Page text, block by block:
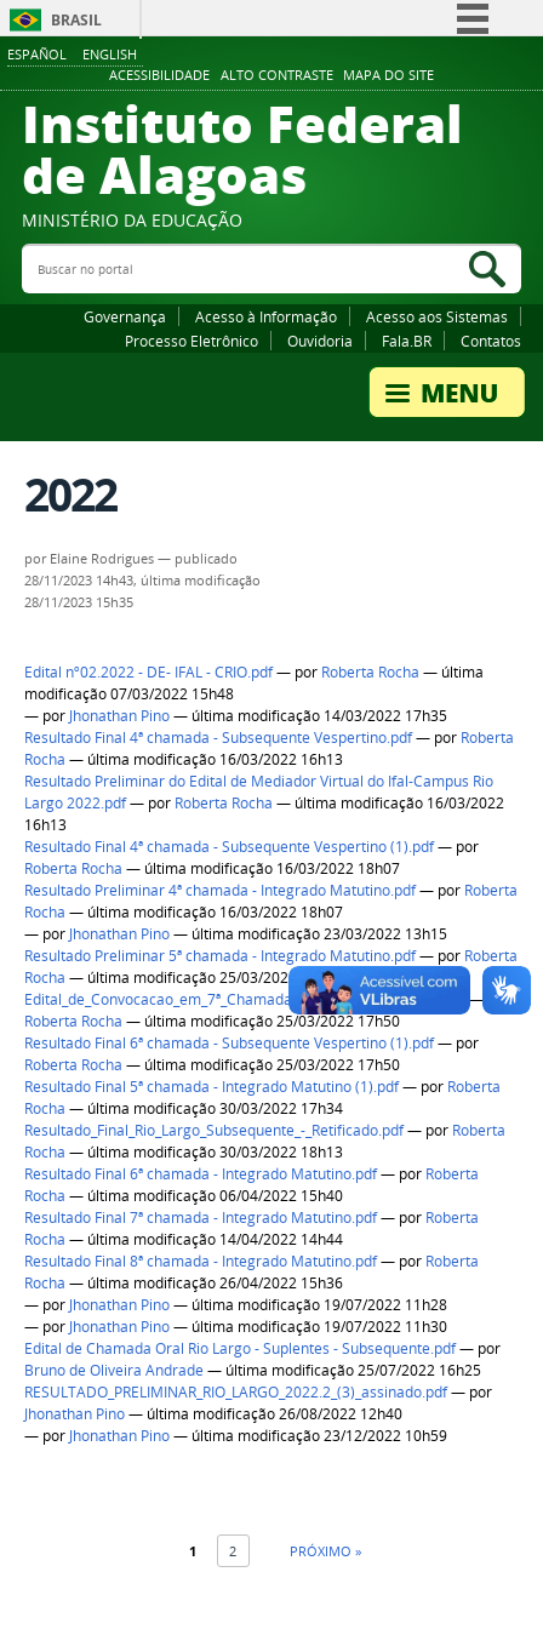
ESPAÑOL ENGLISH
ACESSIBILIDADE ALTO CONTRASTE MAPA DO SITE
BRASIL
Comunica BR
Participe
Canais
Instituto Federal
de Alagoas
MINISTÉRIO DA EDUCAÇÃO
Buscar no portal
Governança Acesso à Informação
Acesso aos Sistemas
Processo Eletrônico
Ouvidoria Fala.BR Contatos
2022
por Elaine Rodrigues — publicado
28/11/2023 14h43, última modificação
28/11/2023 15h35
Edital nº02.2022 - DE- IFAL - CRIO.pdf— por Roberta Rocha — última
modificação 07/03/2022 15h48
— por Jhonathan Pino— última modificação 14/03/2022 17h35
Resultado Final 4ª chamada - Subsequente Vespertino.pdf— por Roberta
Rocha — última modificação 16/03/2022 16h13
Resultado Preliminar do Edital de Mediador Virtual do Ifal-Campus Rio
Largo 2022.pdf— por Roberta Rocha — última modificação 16/03/2022
16h13
Resultado Final 4ª chamada - Subsequente Vespertino (1).pdf— por
Roberta Rocha — última modificação 16/03/2022 18h07
Resultado Preliminar 4ª chamada - Integrado Matutino.pdf— por Roberta
Rocha — última modificação 16/03/2022 18h07
— por Jhonathan Pino— última modificação 23/03/2022 13h15
Resultado Preliminar 5ª chamada - Integrado Matutino.pdf— por Roberta
Rocha — última modificação 25/03/2022 17h50
Edital_de_Convocacao_em_7ª_Chamada_RLargo_Subsequente.pdf
— por
Roberta Rocha — última modificação 25/03/2022 17h50
Resultado Final 6ª chamada - Subsequente Vespertino (1).pdf— por
Roberta Rocha — última modificação 25/03/2022 17h50
Resultado Final 5ª chamada - Integrado Matutino (1).pdf— por Roberta
Rocha — última modificação 30/03/2022 17h34
Resultado_Final_Rio_Largo_Subsequente_-_Retificado.pdf— por Roberta
Rocha — última modificação 30/03/2022 18h13
Resultado Final 6ª chamada - Integrado Matutino.pdf— por Roberta
Rocha — última modificação 06/04/2022 15h40
Resultado Final 7ª chamada - Integrado Matutino.pdf— por Roberta
Rocha — última modificação 14/04/2022 14h44
Resultado Final 8ª chamada - Integrado Matutino.pdf— por Roberta
Rocha — última modificação 26/04/2022 15h36
— por Jhonathan Pino— última modificação 19/07/2022 11h28
— por Jhonathan Pino— última modificação 19/07/2022 11h30
Edital de Chamada Oral Rio Largo - Suplentes - Subsequente.pdf— por
Bruno de Oliveira Andrade — última modificação 25/07/2022 16h25
RESULTADO_PRELIMINAR_RIO_LARGO_2022.2_(3)_assinado.pdf— por
Jhonathan Pino— última modificação 26/08/2022 12h40
— por Jhonathan Pino— última modificação 23/12/2022 10h59
1 2 PRÓXIMO »